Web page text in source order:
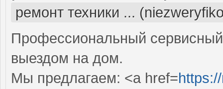
ремонт техники ...
Профессиональный
выездом на дом.
Мы предлагаем: <a href=